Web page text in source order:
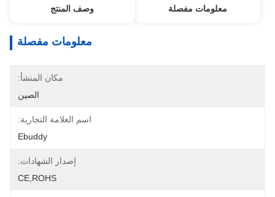
معلومات مفصلة وصف المنتج
معلومات مفصلة
مكان المنشأ:
الصين
اسم العلامة التجارية:
Ebuddy
إصدار الشهادات:
CE,ROHS